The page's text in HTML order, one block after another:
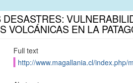
VOLCÁNICAS EN LA
Full text
http://www.magallania.cl/index.php/